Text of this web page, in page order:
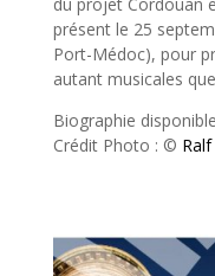
présent le 25
Port-Médoc), pour
autant musicales
Biographie disponible
Crédit Photo : ©